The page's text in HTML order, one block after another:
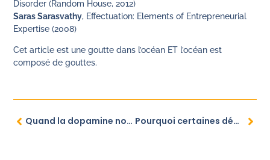
Disorder (Random House, 2012)
Saras Sarasvathy, Effectuation: Elements of Entrepreneurial
Expertise (2008)
Cet article est une goutte dans l’océan ET l’océan est
composé de gouttes.
Quand la dopamine nous trompe, comment s’en sortir? Pourquoi certaines décisions restent stériles ?